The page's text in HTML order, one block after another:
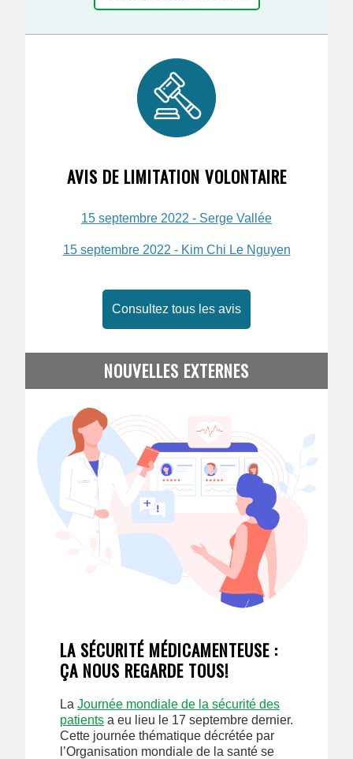
AVIS DE LIMITATION VOLONTAIRE
15 septembre 2022 - Serge Vallée
15 septembre 2022 - Kim Chi Le Nguyen
Consultez tous les avis
NOUVELLES EXTERNES
LA SÉCURITÉ MÉDICAMENTEUSE :
ÇA NOUS REGARDE TOUS!
La Journée mondiale de la sécurité des
patients a eu lieu le 17 septembre dernier.
Cette journée thématique décrétée par
l’Organisation mondiale de la santé se